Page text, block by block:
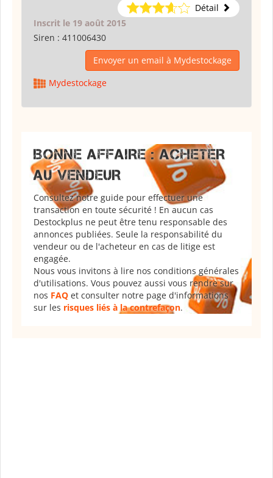
Détail
Inscrit le 19 août 2015
Siren : 411006430
Envoyer un email à Mydestockage
Mydestockage
BONNE AFFAIRE : ACHETER
AU VENDEUR
Consultez notre guide pour effectuer une
transaction en toute sécurité ! En aucun cas
Destockplus ne peut être tenu responsable des
annonces publiées. Seule la responsabilité du
vendeur ou de l'acheteur en cas de litige est
engagée.
Nous vous invitons à lire nos conditions générales
d'utilisations. Vous pouvez aussi vous rendre sur
nos FAQ et consulter notre page d'informations
sur les risques liés à la contrefaçon.